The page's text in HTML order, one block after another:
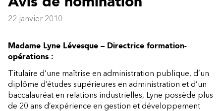
À propos
22 janvier 2010
Madame Lyne Lévesque – Directrice formation-
opérations :
Titulaire d’une maîtrise en administration publique, d’un
diplôme d’études supérieures en administration et d’un
baccalauréat en relations industrielles, Lyne possède plus
de 20 ans d’expérience en gestion et développement